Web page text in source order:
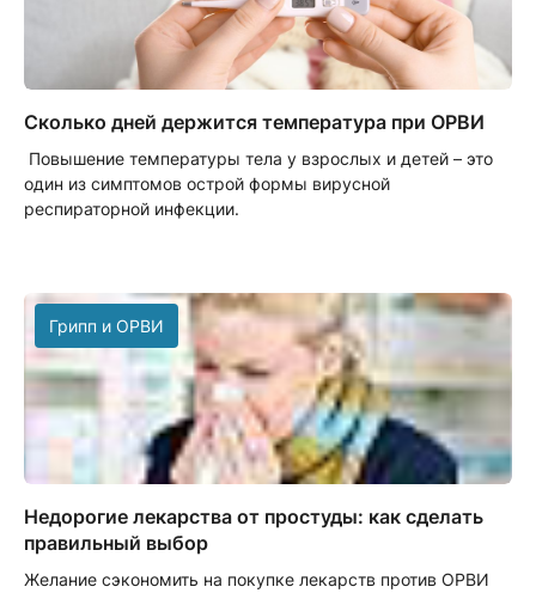
Сколько дней держится температура при ОРВИ
Повышение температуры тела у взрослых и детей – это
один из симптомов острой формы вирусной
респираторной инфекции.
Грипп и ОРВИ
Недорогие лекарства от простуды: как сделать
правильный выбор
Желание сэкономить на покупке лекарств против ОРВИ